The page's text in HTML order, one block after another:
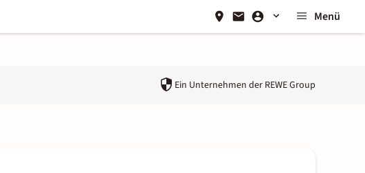
Menü
Ein Unternehmen der REWE Group